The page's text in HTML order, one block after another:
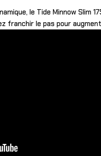
le Tide Minnow
franchir le pas pour